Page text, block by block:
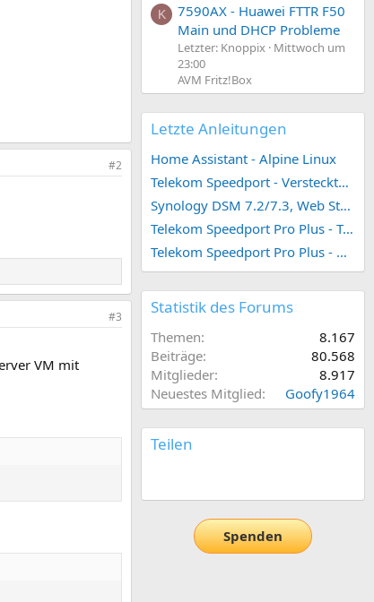
#2
#3
VM mit
K
7590AX - Huawei FTTR F50
Main und DHCP Probleme
Letzter: Knoppix
Mittwoch um
23:00
AVM Fritz!Box
Letzte Anleitungen
Home Assistant - Alpine Linux
Telekom Speedport - Versteckte Konfigurationen
Synology DSM 7.2/7.3, Web Station 4, Webdienst und Webportal erstellen (ehemals vHost)
Telekom Speedport Pro Plus - Telefonie einrichten
Telekom Speedport Pro Plus - Netzwerk einrichten
Statistik des Forums
Themen
8.167
Beiträge
80.568
Mitglieder
8.917
Neuestes Mitglied
Goofy1964
Teilen
Spenden